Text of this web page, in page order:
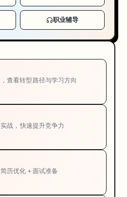
职业辅导
查看转型路径与学习方向
战，快速提升竞争力
历优化 + 面试准备